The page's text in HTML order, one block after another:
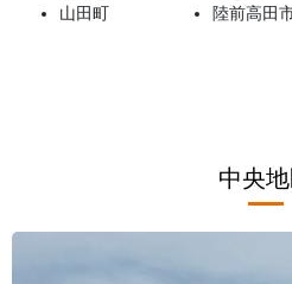
山田町
陸前高田
中央